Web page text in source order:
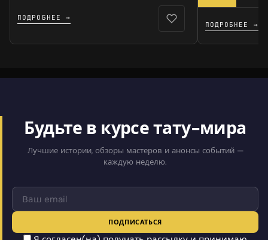
ПОДРОБНЕЕ →
ПОДРОБНЕЕ →
Будьте в курсе тату-мира
Лучшие истории, обзоры мастеров и анонсы событий —
каждую неделю.
ПОДПИСАТЬСЯ